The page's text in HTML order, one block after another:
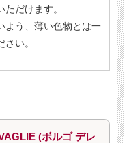
だけます。
よう、薄い色物とは一
い。
(ボルゴ デレ